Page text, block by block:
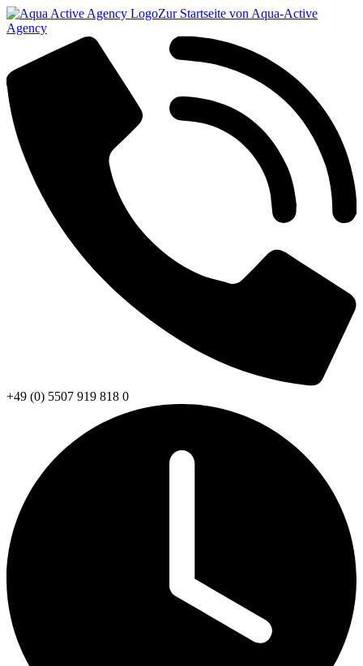
Zur Startseite von Aqua-Active
Agency
+49 (0) 5507 919 818 0